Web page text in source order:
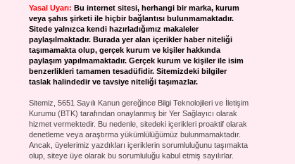
Yasal Uyarı: Bu internet sitesi, herhangi bir marka, kurum
veya şahıs şirketi ile hiçbir bağlantısı bulunmamaktadır.
Sitede yalnızca kendi hazırladığımız makaleler
paylaşılmaktadır. Burada yer alan içerikler haber niteliği
taşımamakta olup, gerçek kurum ve kişiler hakkında
paylaşım yapılmamaktadır. Gerçek kurum ve kişiler ile isim
benzerlikleri tamamen tesadüfidir. Sitemizdeki bilgiler
taslak halindedir ve tavsiye niteliği taşımazlar.
Sitemiz, 5651 Sayılı Kanun gereğince Bilgi Teknolojileri ve İletişim
Kurumu (BTK) tarafından onaylanmış bir Yer Sağlayıcı olarak
hizmet vermektedir. Bu nedenle, sitedeki içerikleri proaktif olarak
denetleme veya araştırma yükümlülüğümüz bulunmamaktadır.
Ancak, üyelerimiz yazdıkları içeriklerin sorumluluğunu taşımakta
olup, siteye üye olarak bu sorumluluğu kabul etmiş sayılırlar.